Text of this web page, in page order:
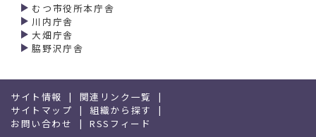
むつ市役所本庁舎
川内庁舎
大畑庁舎
脇野沢庁舎
サイト情報
関連リンク一覧
サイトマップ
組織から探す
お問い合わせ
RSSフィード